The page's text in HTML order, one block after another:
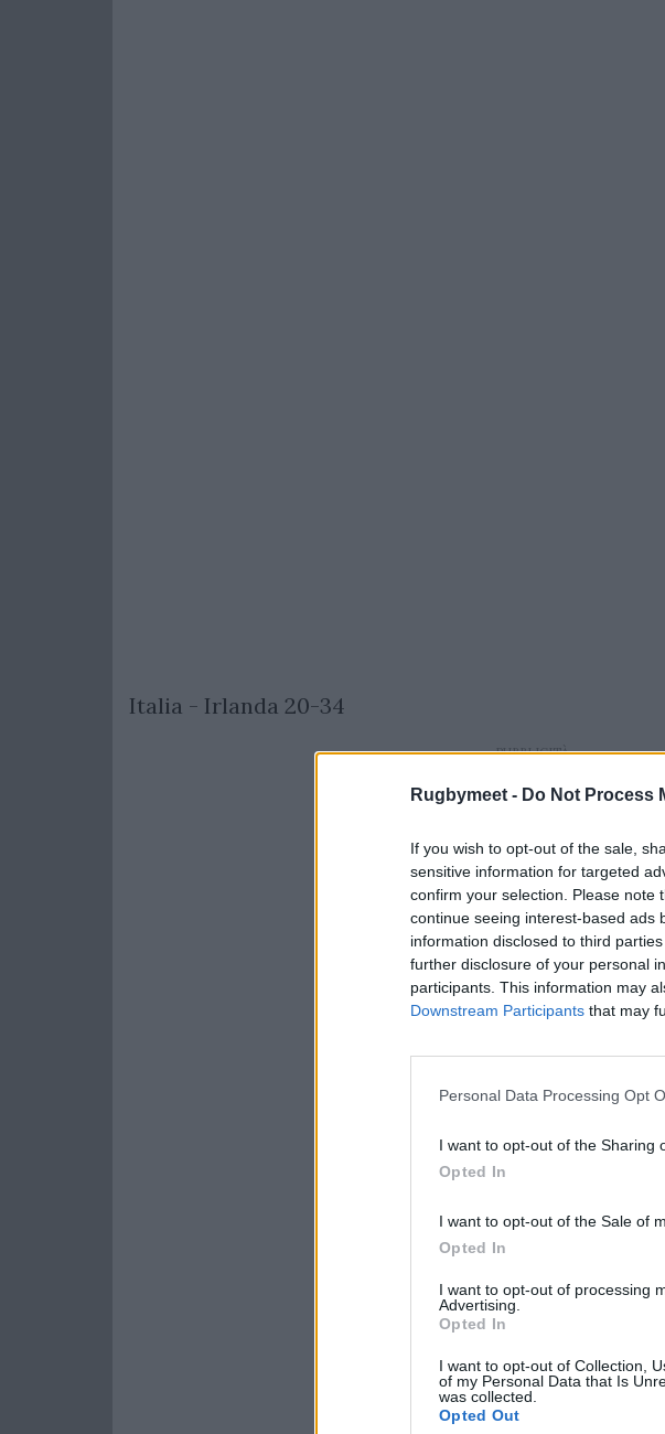
Rugbymeet - Do Not Process
If you wish to opt-out of the sale,
sensitive information for targeted
confirm your selection. Please note
continue seeing interest-based ads
information disclosed to third
further disclosure of your personal
participants. This information may
Downstream Participants that may
Personal Data Processing Opt
I want to opt-out of the Sharing
Opted In
I want to opt-out of the Sale of
Opted In
I want to opt-out of processing
Advertising.
Opted In
I want to opt-out of Collection,
of my Personal Data that Is
was collected.
Opted Out
Italia - Irlanda 20-34